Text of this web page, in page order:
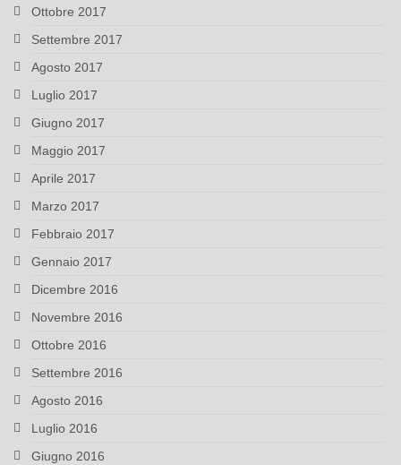
Ottobre 2017
Settembre 2017
Agosto 2017
Luglio 2017
Giugno 2017
Maggio 2017
Aprile 2017
Marzo 2017
Febbraio 2017
Gennaio 2017
Dicembre 2016
Novembre 2016
Ottobre 2016
Settembre 2016
Agosto 2016
Luglio 2016
Giugno 2016